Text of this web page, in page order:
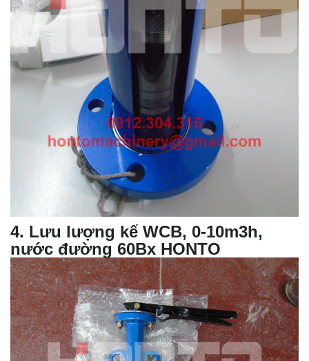
4. Lưu lượng kế WCB, 0-10m3h,
nước đường 60Bx HONTO